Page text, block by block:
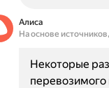
Алиса
На основе
Некоторые
перевозимого